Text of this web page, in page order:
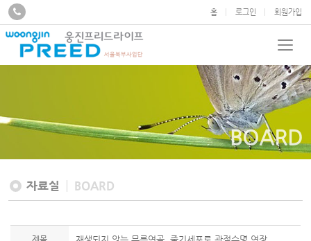
홈 로그인 회원가입
BOARD
자료실 BOARD
제목